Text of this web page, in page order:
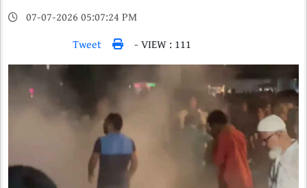
07-07-2026 05:07:24 PM
Tweet
- VIEW : 111